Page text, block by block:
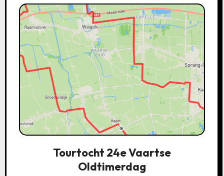
Tourtocht 24e Vaartse
Oldtimerdag